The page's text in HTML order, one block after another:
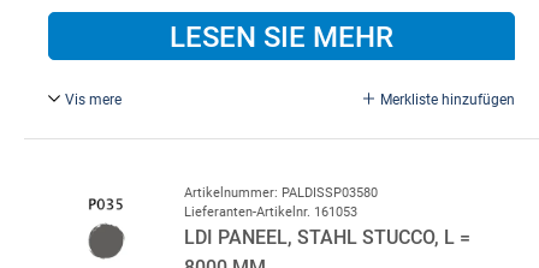
LESEN SIE MEHR
Vis mere Merkliste hinzufügen
Hellgrau P022/P010.
Bitte im Bemerkungsfeld beim Kauf angeben, wenn eine
andere Innenfarbe gewünscht wird.
Artikelnummer: PALDISSP03580
Lieferanten-Artikelnr. 161053
LDI PANEEL, STAHL STUCCO, L =